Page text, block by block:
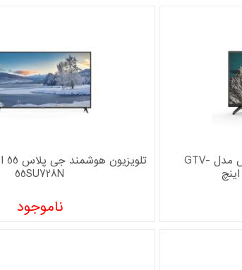
تلویزیون ال ای دی جی پلاس مدل GTV-
55SU728N
ناموجود